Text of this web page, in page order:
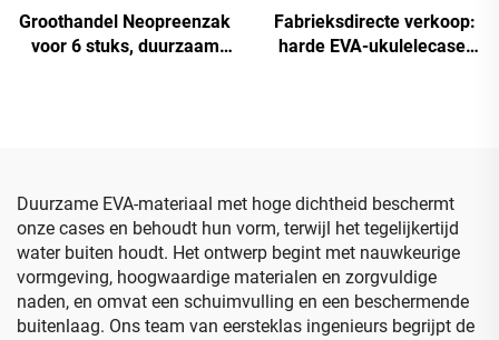
Groothandel Neopreenzak
voor 6 stuks, duurzaam
Fabrieksdirecte verkoop:
harde EVA-ukulelecase,
Duurzame EVA-materiaal met hoge dichtheid beschermt
onze cases en behoudt hun vorm, terwijl het tegelijkertijd
water buiten houdt. Het ontwerp begint met nauwkeurige
vormgeving, hoogwaardige materialen en zorgvuldige
naden, en omvat een schuimvulling en een beschermende
buitenlaag. Ons team van eersteklas ingenieurs begrijpt de